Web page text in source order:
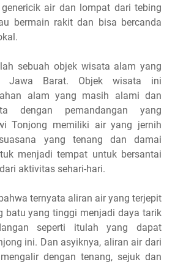
air dan lompat dari tebing
bermain rakit dan bisa bercanda
sebuah objek wisata alam yang
Jawa Barat. Objek wisata ini
alam yang masih alami dan
dengan pemandangan yang
Tonjong memiliki air yang jernih
yang tenang dan damai
menjadi tempat untuk bersantai
aktivitas sehari-hari.
ternyata aliran air yang terjepit
batu yang tinggi menjadi daya tarik
seperti itulah yang dapat
ini. Dan asyiknya, aliran air dari
dengan tenang, sejuk dan